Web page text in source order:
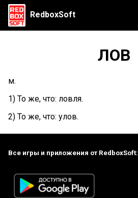
RedboxSoft
ЛОВ
м.
1) То же, что: ловля.
2) То же, что: улов.
Все игры и приложения от RedboxSoft: